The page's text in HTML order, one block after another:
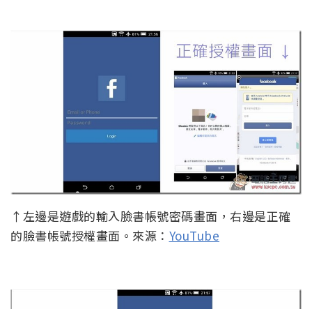
↑左邊是遊戲的輸入臉書帳號密碼畫面，右邊是正確
的臉書帳號授權畫面。來源： YouTube